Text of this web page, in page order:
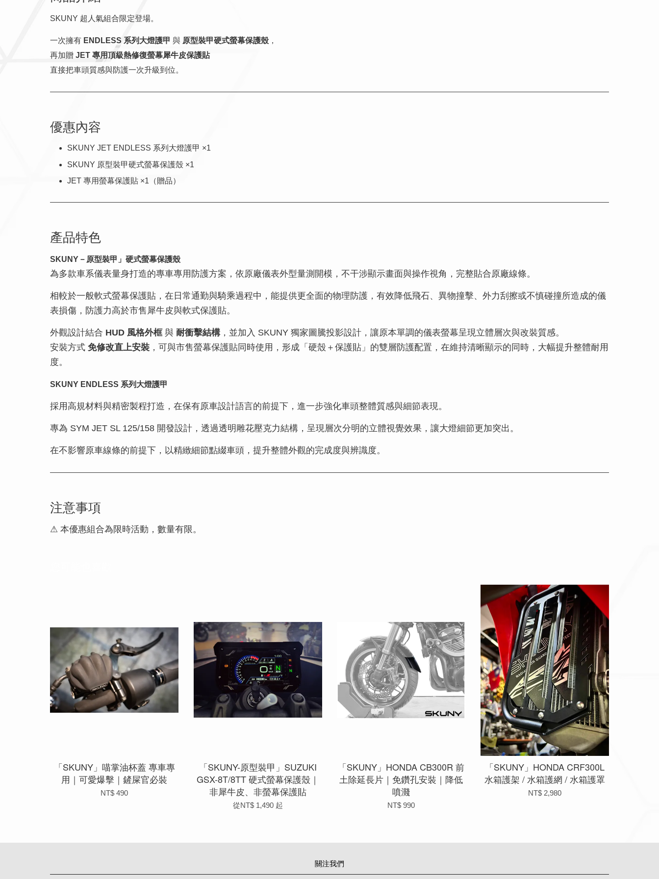
SKUNY 超人氣組合限定登場。
一次擁有 ENDLESS 系列大燈護甲 與 原型裝甲硬式螢幕保護殼，
再加贈 JET 專用頂級熱修復螢幕犀牛皮保護貼
直接把車頭質感與防護一次升級到位。
優惠內容
SKUNY JET ENDLESS 系列大燈護甲 ×1
SKUNY 原型裝甲硬式螢幕保護殼 ×1
JET 專用螢幕保護貼 ×1（贈品）
產品特色
SKUNY－原型裝甲」硬式螢幕保護殼
為多款車系儀表量身打造的專車專用防護方案，依原廠儀表外型量測開模，不干涉顯示畫面與操作視角，完整貼合原廠線條。
相較於一般軟式螢幕保護貼，在日常通勤與騎乘過程中，能提供更全面的物理防護，有效降低飛石、異物撞擊、外力刮擦或不慎碰撞所造成的儀
表損傷，防護力高於市售犀牛皮與軟式保護貼。
外觀設計結合 HUD 風格外框與 耐衝擊結構，並加入 SKUNY 獨家圖騰投影設計，讓原本單調的儀表螢幕呈現立體層次與改裝質感。
安裝方式 免修改直上安裝 ，可與市售螢幕保護貼同時使用，形成「硬殼＋保護貼」的雙層防護配置，在維持清晰顯示的同時，大幅提升整體耐用
度。
SKUNY ENDLESS 系列大燈護甲
採用高規材料與精密製程打造，在保有原車設計語言的前提下，進一步強化車頭整體質感與細節表現。
專為 SYM JET SL 125/158 開發設計，透過透明雕花壓克力結構，呈現層次分明的立體視覺效果，讓大燈細節更加突出。
在不影響原車線條的前提下，以精緻細節點綴車頭，提升整體外觀的完成度與辨識度。
注意事項
⚠ 本優惠組合為限時活動，數量有限。
「SKUNY」喵掌油杯蓋 專車專
用｜可愛爆擊｜鏟屎官必裝
NT$ 490
「SKUNY-原型裝甲」SUZUKI
GSX-8T/8TT 硬式螢幕保護殼｜
非犀牛皮、非螢幕保護貼
從NT$ 1,490 起
「SKUNY」HONDA CB300R 前
土除延長片｜免鑽孔安裝｜降低
噴濺
NT$ 990
「SKUNY」HONDA CRF300L
水箱護架 / 水箱護網 / 水箱護罩
NT$ 2,980
關注我們